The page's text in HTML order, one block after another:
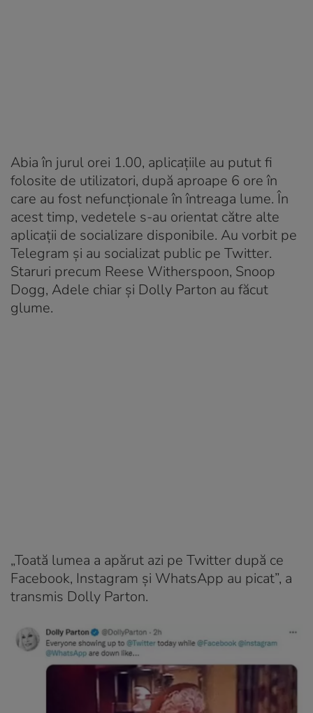
Abia în jurul orei 1.00, aplicațiile au putut fi
folosite de utilizatori, după aproape 6 ore în
care au fost nefuncționale în întreaga lume. În
acest timp, vedetele s-au orientat către alte
aplicații de socializare disponibile. Au vorbit pe
Telegram și au socializat public pe Twitter.
Staruri precum Reese Witherspoon, Snoop
Dogg, Adele chiar și Dolly Parton au făcut
glume.
„Toată lumea a apărut azi pe Twitter după ce
Facebook, Instagram și WhatsApp au picat”, a
transmis Dolly Parton.